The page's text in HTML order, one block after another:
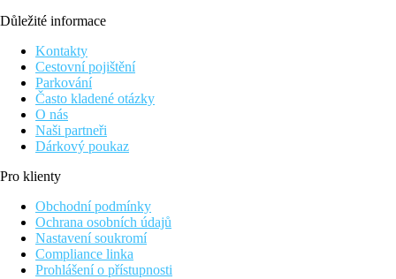
Důležité informace
Kontakty
Cestovní pojištění
Parkování
Často kladené otázky
O nás
Naši partneři
Dárkový poukaz
Pro klienty
Obchodní podmínky
Ochrana osobních údajů
Nastavení soukromí
Compliance linka
Prohlášení o přístupnosti